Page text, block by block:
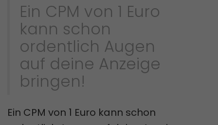
Ein CPM von 1 Euro
kann schon
ordentlich Augen
auf deine Anzeige
bringen!
Ein CPM von 1 Euro kann schon